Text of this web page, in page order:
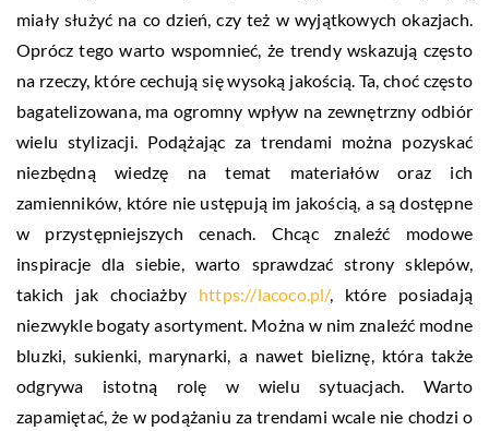
miały służyć na co dzień, czy też w wyjątkowych okazjach.
Oprócz tego warto wspomnieć, że trendy wskazują często
na rzeczy, które cechują się wysoką jakością. Ta, choć często
bagatelizowana, ma ogromny wpływ na zewnętrzny odbiór
wielu stylizacji. Podążając za trendami można pozyskać
niezbędną wiedzę na temat materiałów oraz ich
zamienników, które nie ustępują im jakością, a są dostępne
w przystępniejszych cenach. Chcąc znaleźć modowe
inspiracje dla siebie, warto sprawdzać strony sklepów,
takich jak chociażby https://lacoco.pl/, które posiadają
niezwykle bogaty asortyment. Można w nim znaleźć modne
bluzki, sukienki, marynarki, a nawet bieliznę, która także
odgrywa istotną rolę w wielu sytuacjach. Warto
zapamiętać, że w podążaniu za trendami wcale nie chodzi o